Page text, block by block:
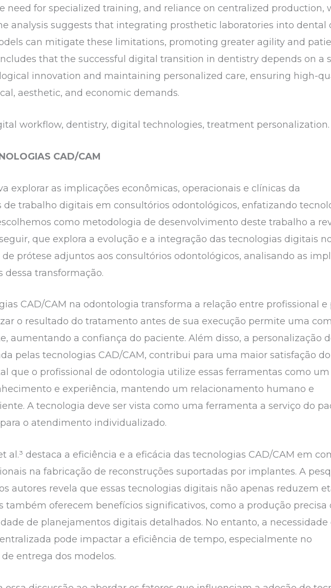
need for specialized training, and reliance on centralized production,
analysis suggests that integrating prosthetic laboratories into dental
can mitigate these limitations, promoting greater agility and
that the successful digital transition in dentistry depends on a
innovation and maintaining personalized care, ensuring high-
aesthetic, and economic demands.
workflow, dentistry, digital technologies, treatment personalization.
CAD/CAM
explorar as implicações econômicas, operacionais e clínicas da
trabalho digitais em consultórios odontológicos, enfatizando
como metodologia de desenvolvimento deste trabalho a
que explora a evolução e a integração das tecnologias digitais
prótese adjuntos aos consultórios odontológicos, analisando as
dessa transformação.
CAD/CAM na odontologia transforma a relação entre profissional e
o resultado do tratamento antes de sua execução permite uma
aumentando a confiança do paciente. Além disso, a personalização
pelas tecnologias CAD/CAM, contribui para uma maior satisfação
que o profissional de odontologia utilize essas ferramentas como um
e experiência, mantendo um relacionamento humano e
A tecnologia deve ser vista como uma ferramenta a serviço do
o atendimento individualizado.
al.³ destaca a eficiência e a eficácia das tecnologias CAD/CAM em
na fabricação de reconstruções suportadas por implantes. A
autores revela que essas tecnologias digitais não apenas reduzem
também oferecem benefícios significativos, como a produção precisa
de planejamentos digitais detalhados. No entanto, a necessidade
pode impactar a eficiência de tempo, especialmente no
entrega dos modelos.